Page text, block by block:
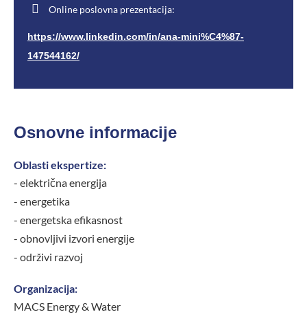
Online poslovna prezentacija:
https://www.linkedin.com/in/ana-mini%C4%87-
147544162/
Osnovne informacije
Oblasti ekspertize:
- električna energija
- energetika
- energetska efikasnost
- obnovljivi izvori energije
- održivi razvoj
Organizacija:
MACS Energy & Water